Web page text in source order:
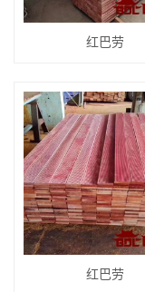
红巴劳
红巴劳